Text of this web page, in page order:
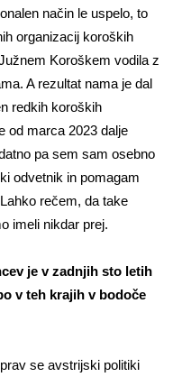
način le uspelo, to
organizacij koroških
Koroškem vodila z
A rezultat nama je dal
redkih koroških
od marca 2023 dalje
pa sem sam osebno
odvetnik in pomagam
rečem, da take
imeli nikdar prej.
je v zadnjih sto letih
v teh krajih v bodoče
se avstrijski politiki